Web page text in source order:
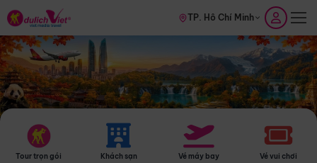
TP. Hồ Chí Minh
Tour trọn gói Khách sạn Vé máy bay Vé vui chơi